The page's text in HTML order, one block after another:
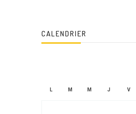
CALENDRIER
L M M J V